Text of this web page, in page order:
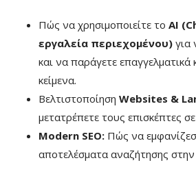
Πώς να χρησιμοποιείτε το AI
εργαλεία περιεχομένου) για
και να παράγετε επαγγελματικά
κείμενα.
Βελτιστοποίηση Websites &
μετατρέπετε τους επισκέπτες
Modern SEO: Πώς να
αποτελέσματα αναζήτησης